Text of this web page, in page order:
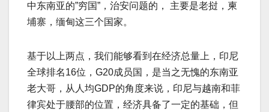
中东南亚的”穷国”，治安问题的， 主要是老挝，柬
埔寨，缅甸这三个国家。
基于以上两点，我们能够看到在经济总量上，印尼
全球排名16位，G20成员国，是当之无愧的东南亚
老大哥，从人均GDP的角度来说，印尼与越南和菲
律宾处于腰部的位置，经济具备了一定的基础，但